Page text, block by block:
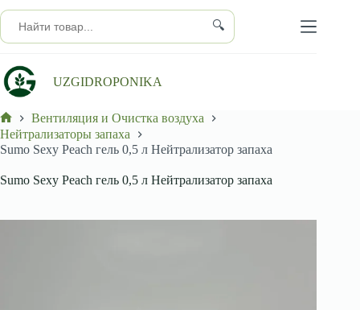
к
сути
🔍
UZGIDROPONIKA
Главная
Вентиляция и Очистка воздуха
Нейтрализаторы запаха
Sumo Sexy Peach гель 0,5 л Нейтрализатор запаха
Sumo Sexy Peach гель 0,5 л Нейтрализатор запаха